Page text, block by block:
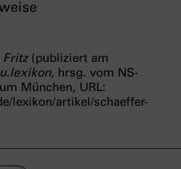
Fritz(publiziert am
, hrsg. vom NS-
München, URL:
lexikon/artikel/schaeffer-